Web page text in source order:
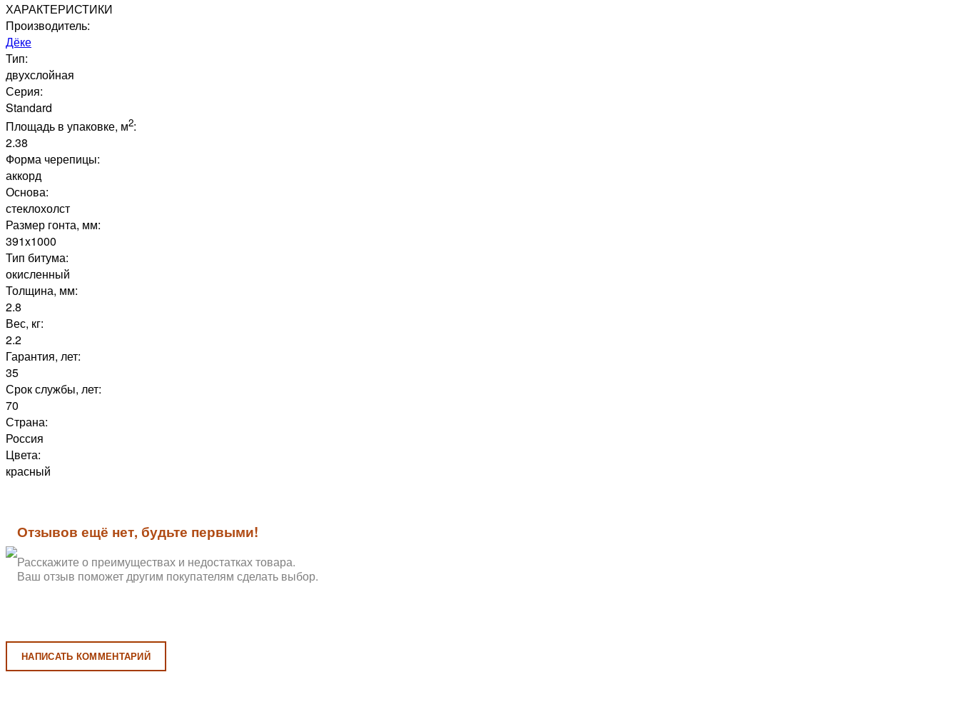
ХАРАКТЕРИСТИКИ
Производитель:
Дёке
Тип:
двухслойная
Серия:
Standard
Площадь в упаковке, м2:
2.38
Форма черепицы:
аккорд
Основа:
стеклохолст
Размер гонта, мм:
391x1000
Тип битума:
окисленный
Толщина, мм:
2.8
Вес, кг:
2.2
Гарантия, лет:
35
Срок службы, лет:
70
Страна:
Россия
Цвета:
красный
Отзывов ещё нет, будьте первыми!
Расскажите о преимуществах и недостатках товара.
Ваш отзыв поможет другим покупателям сделать выбор.
НАПИСАТЬ КОММЕНТАРИЙ